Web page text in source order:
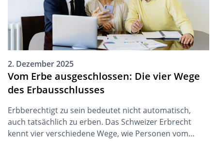
2. Dezember 2025
Vom Erbe ausgeschlossen: Die vier Wege
des Erbausschlusses
Erbberechtigt zu sein bedeutet nicht automatisch,
auch tatsächlich zu erben. Das Schweizer Erbrecht
kennt vier verschiedene Wege, wie Personen vom